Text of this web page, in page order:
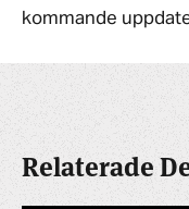
kommande
Relaterade